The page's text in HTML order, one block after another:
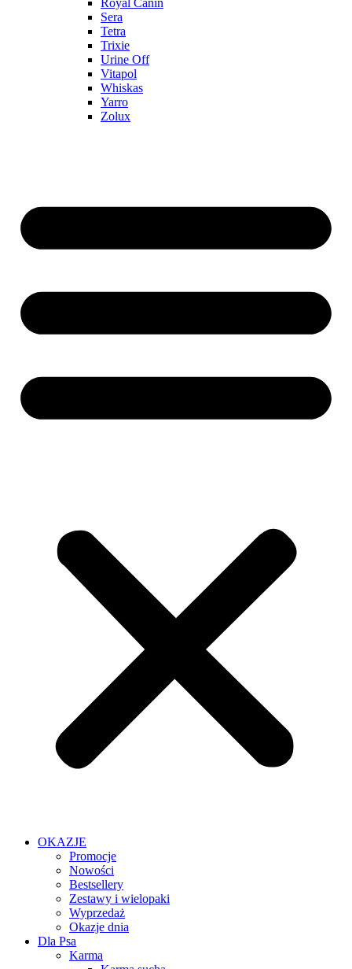
Royal Canin
Sera
Tetra
Trixie
Urine Off
Vitapol
Whiskas
Yarro
Zolux
OKAZJE
Promocje
Nowości
Bestsellery
Zestawy i wielopaki
Wyprzedaż
Okazje dnia
Dla Psa
Karma